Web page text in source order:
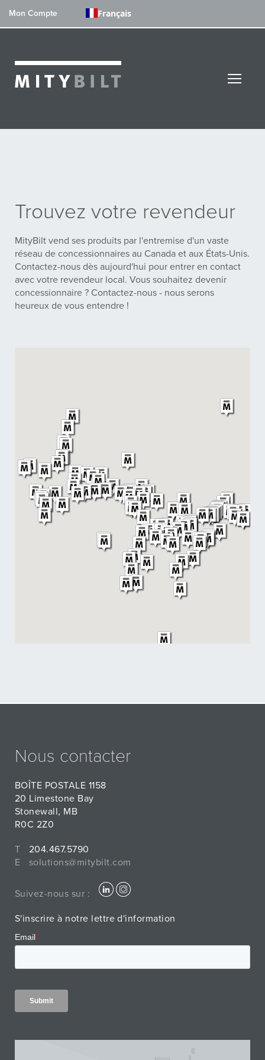
Mon Compte Français
Trouvez votre revendeur
MityBilt vend ses produits par l'entremise d'un vaste
réseau de concessionnaires au Canada et aux États-Unis.
Contactez-nous dès aujourd'hui pour entrer en contact
avec votre revendeur local. Vous souhaitez devenir
concessionnaire ? Contactez-nous - nous serons
heureux de vous entendre !
Nous contacter
BOÎTE POSTALE 1158
20 Limestone Bay
Stonewall, MB
R0C 2Z0
T
204.467.5790
E
solutions@mitybilt.com
Suivez-nous sur :
S'inscrire à notre lettre d'information